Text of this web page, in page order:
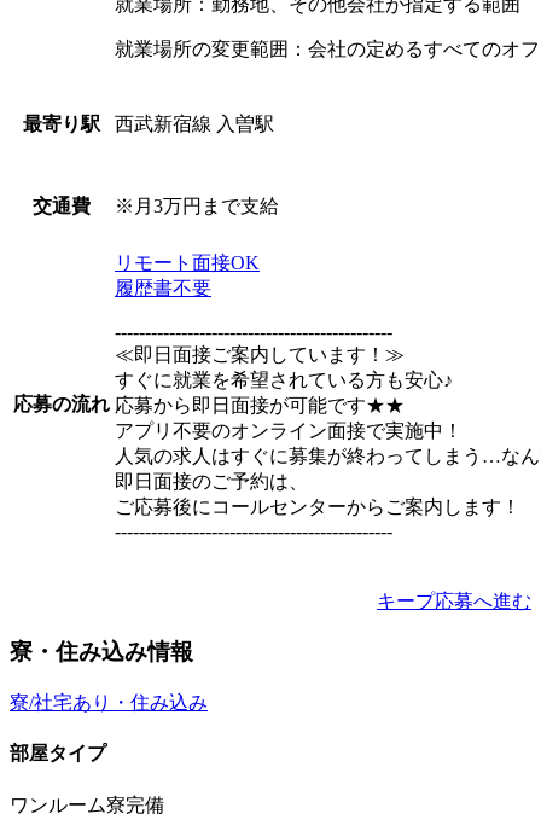
就業場所の変更範囲：会社の定めるすべてのオ
最寄り駅 西武新宿線 入曽駅
交通費 ※月3万円まで支給
応募の流れ
リモート面接OK
履歴書不要
----------------------------------------------
≪即日面接ご案内しています！≫
すぐに就業を希望されている方も安心♪
応募から即日面接が可能です★★
アプリ不要のオンライン面接で実施中！
人気の求人はすぐに募集が終わってしまう…なん
即日面接のご予約は、
ご応募後にコールセンターからご案内します！
----------------------------------------------
キープ応募へ進む
寮・住み込み情報
寮/社宅あり・住み込み
部屋タイプ
ワンルーム寮完備